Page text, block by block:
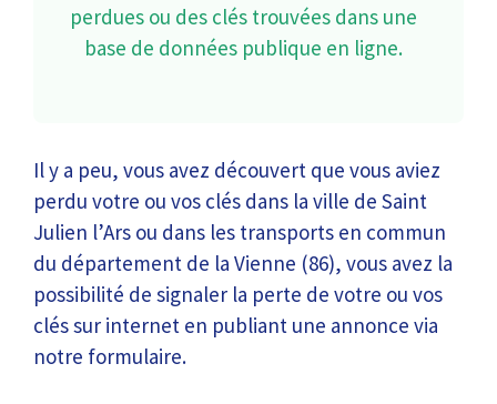
perdues ou des clés trouvées dans une
base de données publique en ligne.
Il y a peu, vous avez découvert que vous aviez
perdu votre ou vos clés dans la ville de Saint
Julien l’Ars ou dans les transports en commun
du département de la Vienne (86), vous avez la
possibilité de signaler la perte de votre ou vos
clés sur internet en publiant une annonce via
notre formulaire.